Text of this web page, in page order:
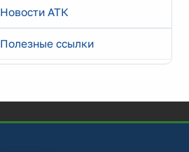
Новости АТК
Полезные ссылки